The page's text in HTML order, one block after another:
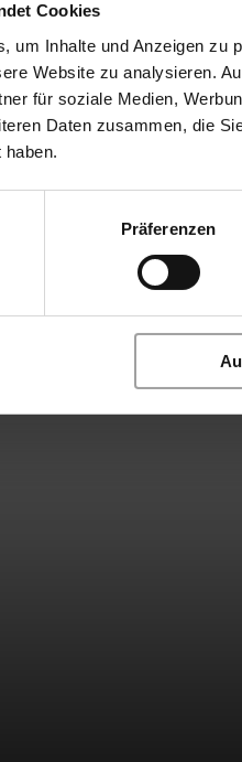
Cookies
um Inhalte und Anzeigen zu
Website zu analysieren.
für soziale Medien,
Daten zusammen, die
Präferenzen
en stock permanente.